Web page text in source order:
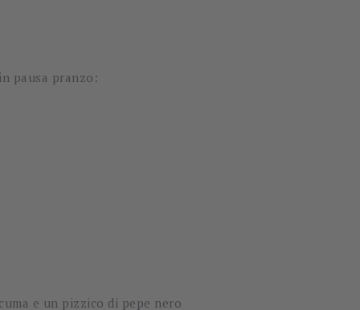
pausa pranzo:
e un pizzico di pepe nero